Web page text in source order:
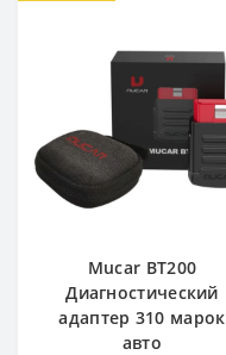
Mucar BT200
Диагностический
адаптер 310 марок
авто